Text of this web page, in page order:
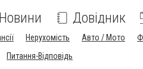
Новини Довідник
Нерухомість Авто / Мото
Питання-Відповідь